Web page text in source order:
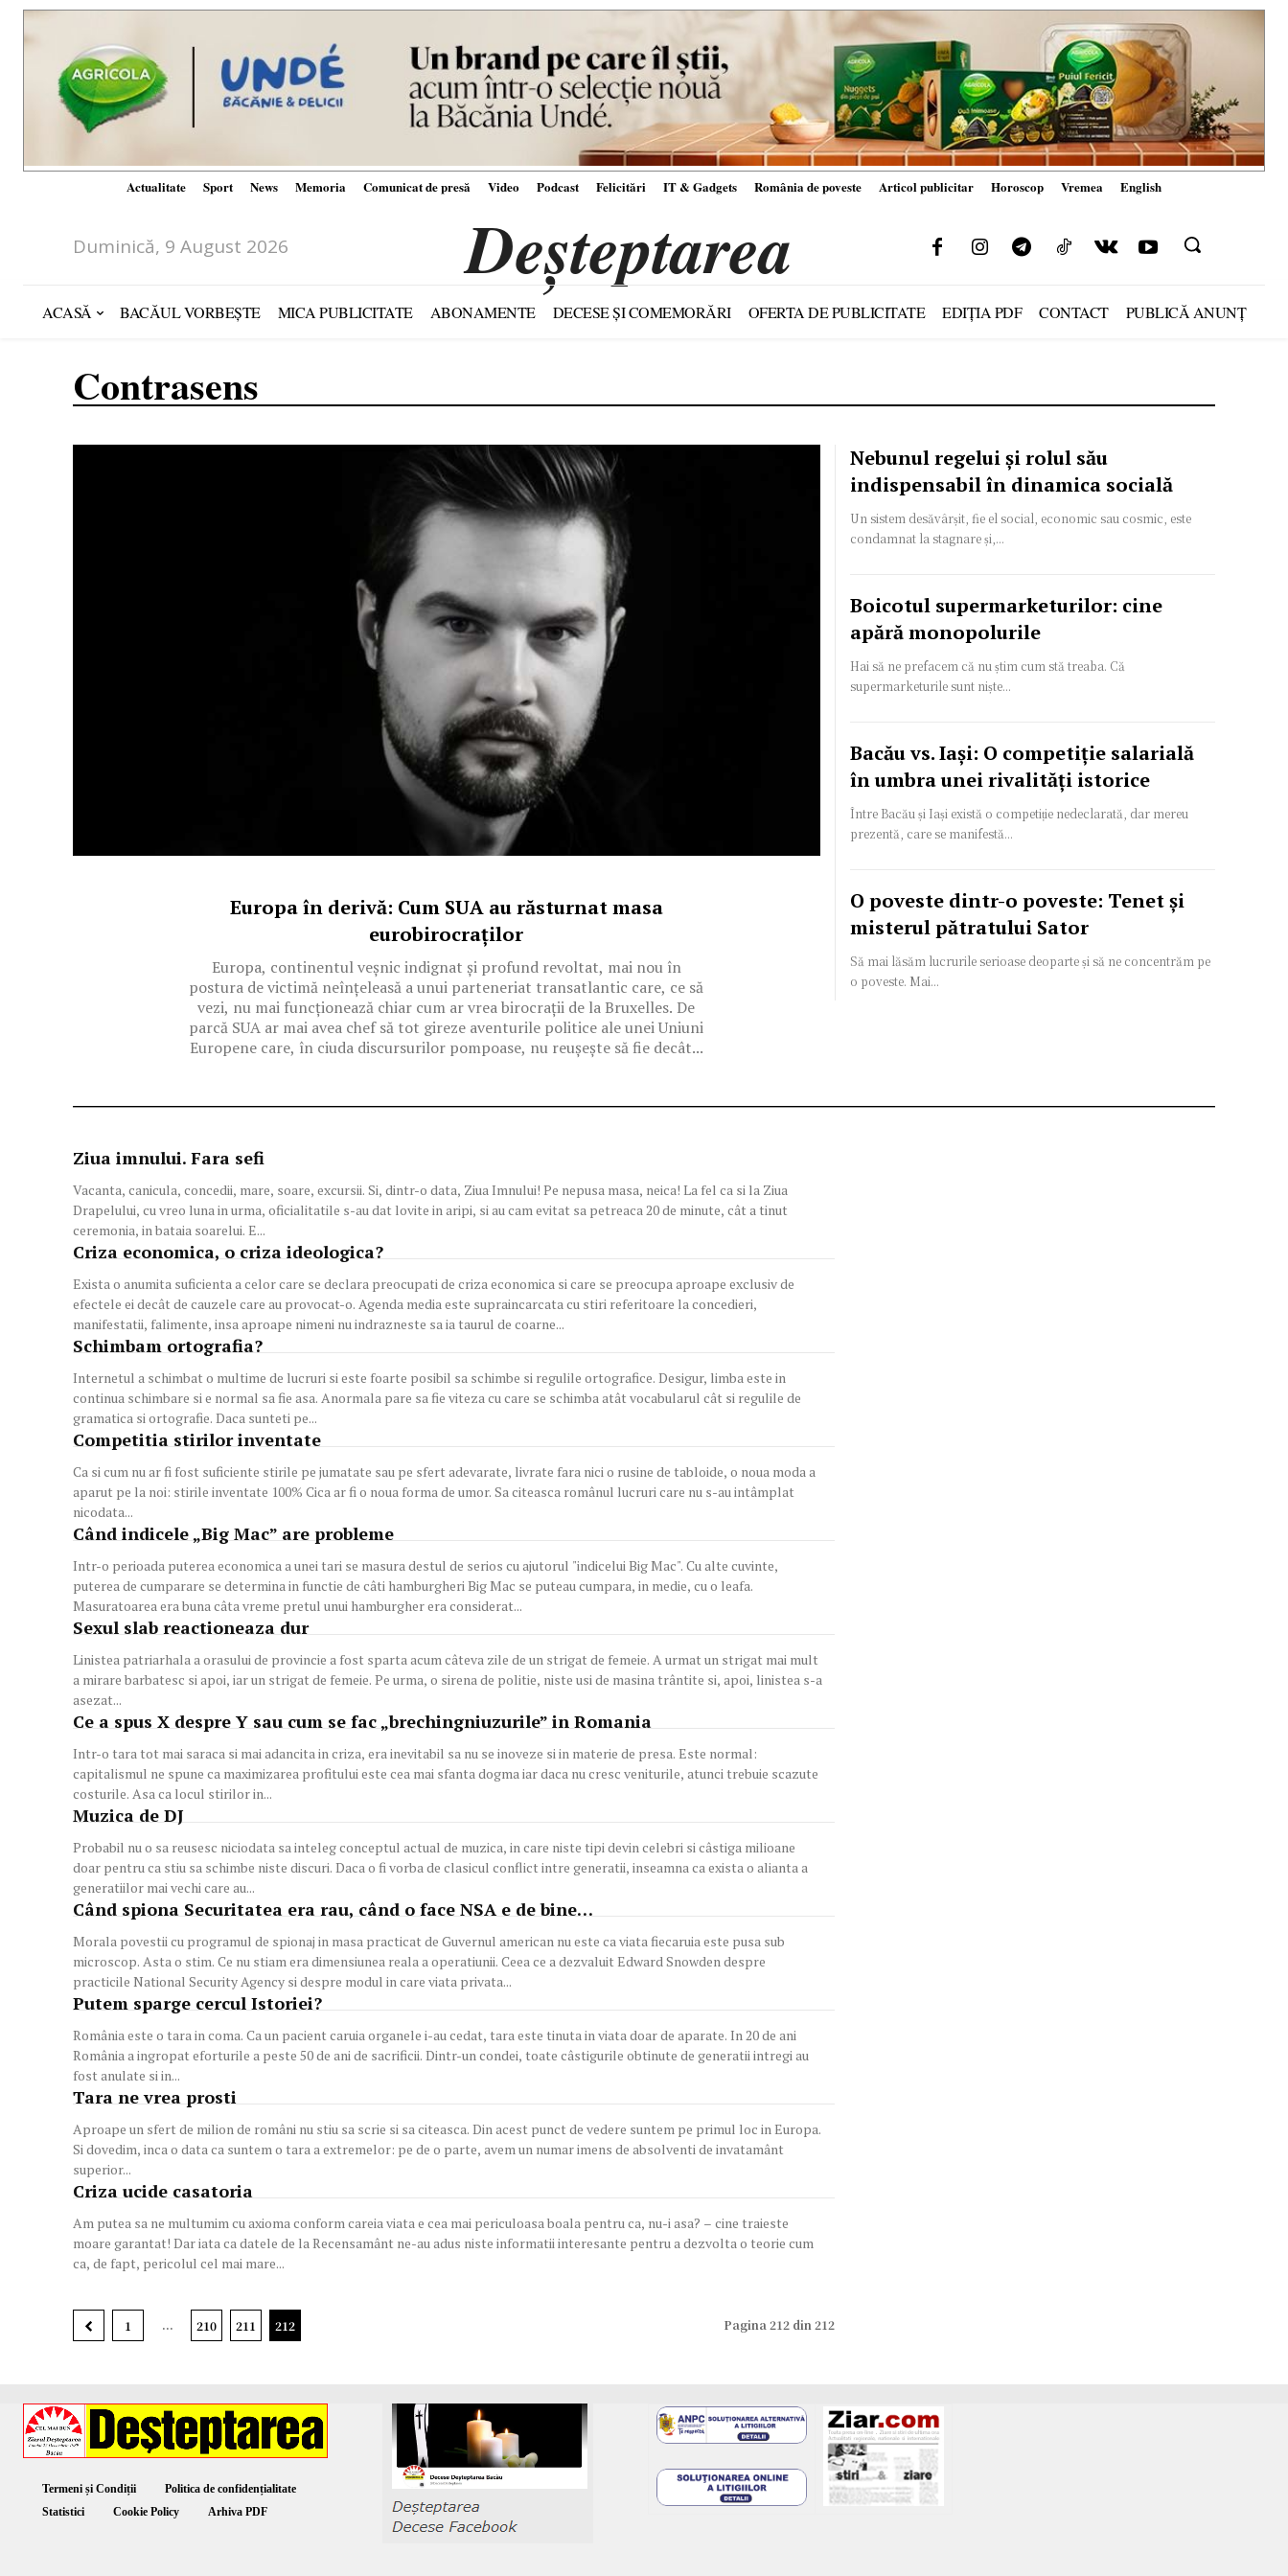
Actualitate Sport News Memoria Comunicat de presă Video Podcast Felicitări IT & Gadgets România de poveste Articol publicitar Horoscop Vremea English
Duminică, 9 August 2026 Deșteptarea
ACASĂ BACĂUL VORBEȘTE MICA PUBLICITATE ABONAMENTE DECESE ȘI COMEMORĂRI OFERTA DE PUBLICITATE EDIȚIA PDF CONTACT PUBLICĂ ANUNȚ
Contrasens
Europa în derivă: Cum SUA au răsturnat masa
eurobirocraților
Europa, continentul veșnic indignat și profund revoltat, mai nou în
postura de victimă neînțeleasă a unui parteneriat transatlantic care, ce să
vezi, nu mai funcționează chiar cum ar vrea birocrații de la Bruxelles. De
parcă SUA ar mai avea chef să tot gireze aventurile politice ale unei Uniuni
Europene care, în ciuda discursurilor pompoase, nu reușește să fie decât...
Nebunul regelui și rolul său
indispensabil în dinamica socială
Un sistem desăvârșit, fie el social, economic sau cosmic, este
condamnat la stagnare și,...
Boicotul supermarketurilor: cine
apără monopolurile
Hai să ne prefacem că nu știm cum stă treaba. Că
supermarketurile sunt niște...
Bacău vs. Iași: O competiție salarială
în umbra unei rivalități istorice
Între Bacău și Iași există o competiție nedeclarată, dar mereu
prezentă, care se manifestă...
O poveste dintr-o poveste: Tenet și
misterul pătratului Sator
Să mai lăsăm lucrurile serioase deoparte și să ne concentrăm pe
o poveste. Mai...
Ziua imnului. Fara sefi
Vacanta, canicula, concedii, mare, soare, excursii. Si, dintr-o data, Ziua Imnului! Pe nepusa masa, neica! La fel ca si la Ziua
Drapelului, cu vreo luna in urma, oficialitatile s-au dat lovite in aripi, si au cam evitat sa petreaca 20 de minute, cât a tinut
ceremonia, in bataia soarelui. E...
Criza economica, o criza ideologica?
Exista o anumita suficienta a celor care se declara preocupati de criza economica si care se preocupa aproape exclusiv de
efectele ei decât de cauzele care au provocat-o. Agenda media este supraincarcata cu stiri referitoare la concedieri,
manifestatii, falimente, insa aproape nimeni nu indrazneste sa ia taurul de coarne...
Schimbam ortografia?
Internetul a schimbat o multime de lucruri si este foarte posibil sa schimbe si regulile ortografice. Desigur, limba este in
continua schimbare si e normal sa fie asa. Anormala pare sa fie viteza cu care se schimba atât vocabularul cât si regulile de
gramatica si ortografie. Daca sunteti pe...
Competitia stirilor inventate
Ca si cum nu ar fi fost suficiente stirile pe jumatate sau pe sfert adevarate, livrate fara nici o rusine de tabloide, o noua moda a
aparut pe la noi: stirile inventate 100% Cica ar fi o noua forma de umor. Sa citeasca românul lucruri care nu s-au intâmplat
nicodata...
Când indicele „Big Mac” are probleme
Intr-o perioada puterea economica a unei tari se masura destul de serios cu ajutorul "indicelui Big Mac". Cu alte cuvinte,
puterea de cumparare se determina in functie de câti hamburgheri Big Mac se puteau cumpara, in medie, cu o leafa.
Masuratoarea era buna câta vreme pretul unui hamburgher era considerat...
Sexul slab reactioneaza dur
Linistea patriarhala a orasului de provincie a fost sparta acum câteva zile de un strigat de femeie. A urmat un strigat mai mult
a mirare barbatesc si apoi, iar un strigat de femeie. Pe urma, o sirena de politie, niste usi de masina trântite si, apoi, linistea s-a
asezat...
Ce a spus X despre Y sau cum se fac „brechingniuzurile” in Romania
Intr-o tara tot mai saraca si mai adancita in criza, era inevitabil sa nu se inoveze si in materie de presa. Este normal:
capitalismul ne spune ca maximizarea profitului este cea mai sfanta dogma iar daca nu cresc veniturile, atunci trebuie scazute
costurile. Asa ca locul stirilor in...
Muzica de DJ
Probabil nu o sa reusesc niciodata sa inteleg conceptul actual de muzica, in care niste tipi devin celebri si câstiga milioane
doar pentru ca stiu sa schimbe niste discuri. Daca o fi vorba de clasicul conflict intre generatii, inseamna ca exista o alianta a
generatiilor mai vechi care au...
Când spiona Securitatea era rau, când o face NSA e de bine…
Morala povestii cu programul de spionaj in masa practicat de Guvernul american nu este ca viata fiecaruia este pusa sub
microscop. Asta o stim. Ce nu stiam era dimensiunea reala a operatiunii. Ceea ce a dezvaluit Edward Snowden despre
practicile National Security Agency si despre modul in care viata privata...
Putem sparge cercul Istoriei?
România este o tara in coma. Ca un pacient caruia organele i-au cedat, tara este tinuta in viata doar de aparate. In 20 de ani
România a ingropat eforturile a peste 50 de ani de sacrificii. Dintr-un condei, toate câstigurile obtinute de generatii intregi au
fost anulate si in...
Tara ne vrea prosti
Aproape un sfert de milion de români nu stiu sa scrie si sa citeasca. Din acest punct de vedere suntem pe primul loc in Europa.
Si dovedim, inca o data ca suntem o tara a extremelor: pe de o parte, avem un numar imens de absolventi de invatamânt
superior...
Criza ucide casatoria
Am putea sa ne multumim cu axioma conform careia viata e cea mai periculoasa boala pentru ca, nu-i asa? – cine traieste
moare garantat! Dar iata ca datele de la Recensamânt ne-au adus niste informatii interesante pentru a dezvolta o teorie cum
ca, de fapt, pericolul cel mai mare...
1 ... 210 211 212 Pagina 212 din 212
Termeni și Condiții
Politica de confidențialitate
Statistici
Cookie Policy Arhiva PDF